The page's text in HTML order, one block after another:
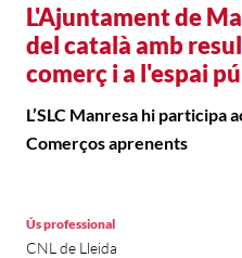
L'Ajuntament de
del català amb
comerç i a l'espai
L’SLC Manresa hi participa
Comerços aprenents
Ús professional
CNL de Lleida